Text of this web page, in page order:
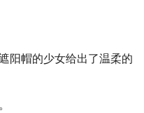
阳帽的少女给出了温柔的